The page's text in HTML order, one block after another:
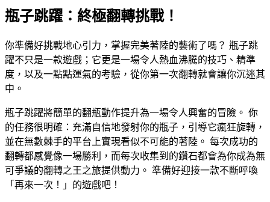
瓶子跳躍：終極翻轉挑戰！
你準備好挑戰地心引力，掌握完美著陸的藝術了嗎？ 瓶子跳
躍不只是一款遊戲；它更是一場令人熱血沸騰的技巧、精準
度，以及一點點運氣的考驗，從你第一次翻轉就會讓你沉迷其
中。
瓶子跳躍將簡單的翻瓶動作提升為一場令人興奮的冒險。 你
的任務很明確：充滿自信地發射你的瓶子，引導它瘋狂旋轉，
並在無數棘手的平台上實現看似不可能的著陸。 每次成功的
翻轉都感覺像一場勝利，而每次收集到的鑽石都會為你成為無
可爭議的翻轉之王之旅提供動力。 準備好迎接一款不斷呼喚
「再來一次！」的遊戲吧！